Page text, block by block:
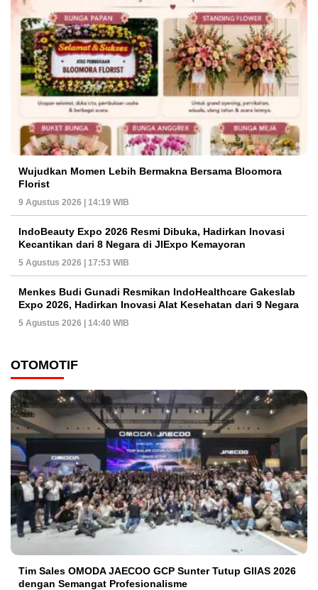
Wujudkan Momen Lebih Bermakna Bersama Bloomora
Florist
9 Agustus 2026 | 14:19 WIB
IndoBeauty Expo 2026 Resmi Dibuka, Hadirkan Inovasi
Kecantikan dari 8 Negara di JIExpo Kemayoran
5 Agustus 2026 | 17:53 WIB
Menkes Budi Gunadi Resmikan IndoHealthcare Gakeslab
Expo 2026, Hadirkan Inovasi Alat Kesehatan dari 9 Negara
5 Agustus 2026 | 14:40 WIB
OTOMOTIF
Tim Sales OMODA JAECOO GCP Sunter Tutup GIIAS 2026
dengan Semangat Profesionalisme